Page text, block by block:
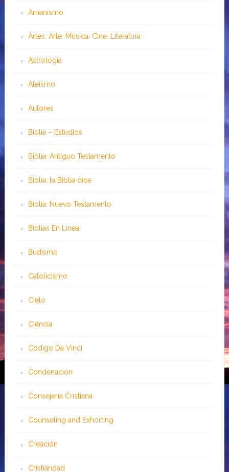
Arrianismo
Artes: Arte, Música, Cine, Literatura
Astrología
Ateísmo
Autores
Biblia – Estudios
Biblia: Antiguo Testamento
Biblia: la Biblia dice
Biblia: Nuevo Testamento
Bíblias En Línea
Budismo
Catolicismo
Cielo
Ciencia
Código Da Vinci
Condenación
Consejería Cristiana
Counseling and Exhorting
Creación
Cristiandad